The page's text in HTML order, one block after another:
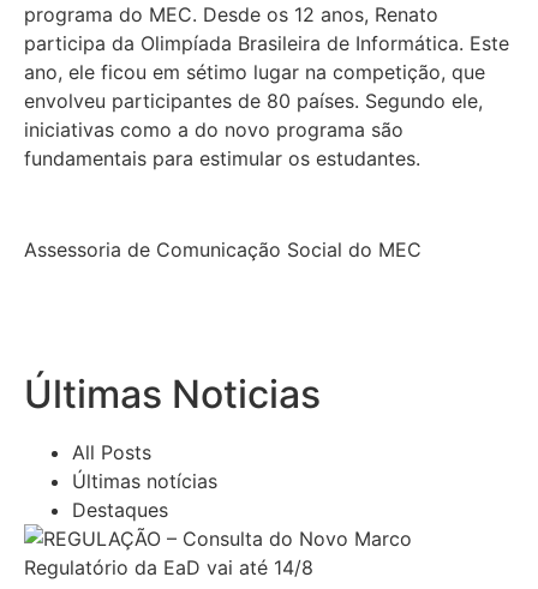
programa do MEC. Desde os 12 anos, Renato
participa da Olimpíada Brasileira de Informática. Este
ano, ele ficou em sétimo lugar na competição, que
envolveu participantes de 80 países. Segundo ele,
iniciativas como a do novo programa são
fundamentais para estimular os estudantes.
Assessoria de Comunicação Social do MEC
Últimas Noticias
All Posts
Últimas notícias
Destaques